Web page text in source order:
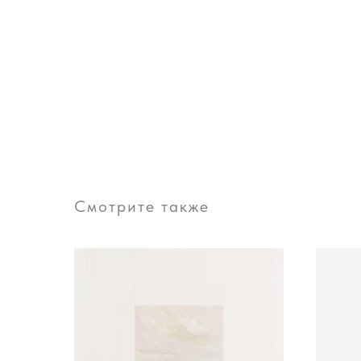
Смотрите также